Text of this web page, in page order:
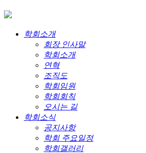
학회소개
회장 인사말
학회소개
연혁
조직도
학회임원
학회회칙
오시는 길
학회소식
공지사항
학회 주요일정
학회갤러리